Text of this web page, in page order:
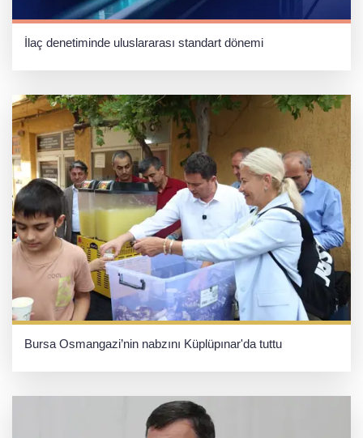
İlaç denetiminde uluslararası standart dönemi
Bursa Osmangazi’nin nabzını Küplüpınar'da tuttu